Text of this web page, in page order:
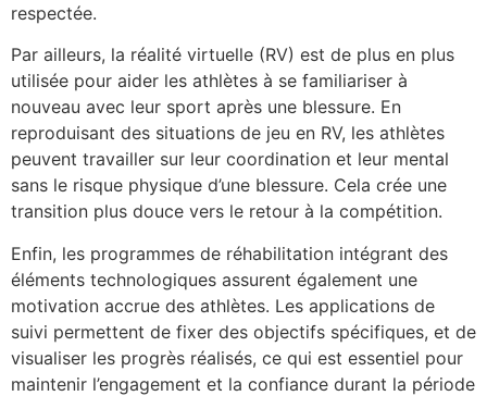
respectée.
Par ailleurs, la réalité virtuelle (RV) est de plus en plus
utilisée pour aider les athlètes à se familiariser à
nouveau avec leur sport après une blessure. En
reproduisant des situations de jeu en RV, les athlètes
peuvent travailler sur leur coordination et leur mental
sans le risque physique d’une blessure. Cela crée une
transition plus douce vers le retour à la compétition.
Enfin, les programmes de réhabilitation intégrant des
éléments technologiques assurent également une
motivation accrue des athlètes. Les applications de
suivi permettent de fixer des objectifs spécifiques, et de
visualiser les progrès réalisés, ce qui est essentiel pour
maintenir l’engagement et la confiance durant la période